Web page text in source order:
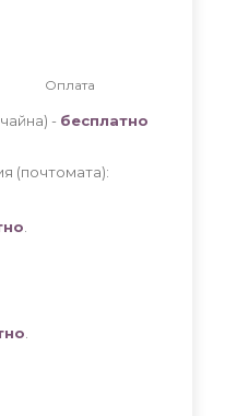
Оплата
- бесплатно
(почтомата):